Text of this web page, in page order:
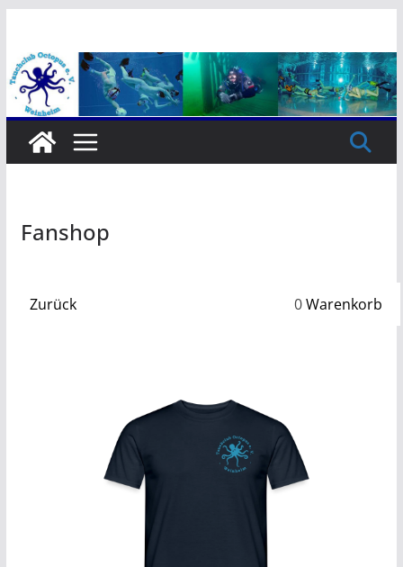
springen
Fanshop
Zurück 0Warenkorb